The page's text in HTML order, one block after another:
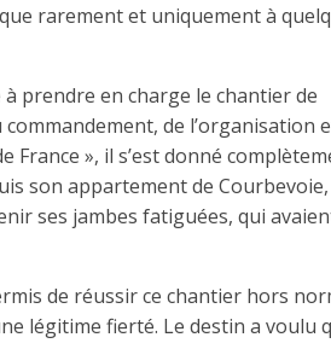
rarement et uniquement à
prendre en charge le chantier de
de l’organisation
France », il s’est donné
son appartement de Courbevoie,
ses jambes fatiguées, qui
de réussir ce chantier hors
légitime fierté. Le destin a voulu